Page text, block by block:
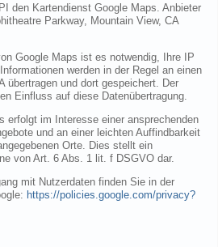
den Kartendienst Google Maps. Anbieter
Parkway, Mountain View, CA
Google Maps ist es notwendig, Ihre IP
werden in der Regel an einen
übertragen und dort gespeichert. Der
Einfluss auf diese Datenübertragung.
erfolgt im Interesse einer ansprechenden
und an einer leichten Auffindbarkeit
Orte. Dies stellt ein
von Art. 6 Abs. 1 lit. f DSGVO dar.
mit Nutzerdaten finden Sie in der
https://policies.google.com/privacy?